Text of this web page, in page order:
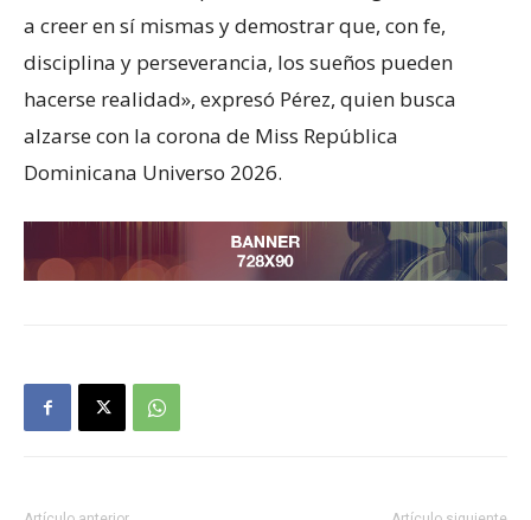
a creer en sí mismas y demostrar que, con fe,
disciplina y perseverancia, los sueños pueden
hacerse realidad», expresó Pérez, quien busca
alzarse con la corona de Miss República
Dominicana Universo 2026.